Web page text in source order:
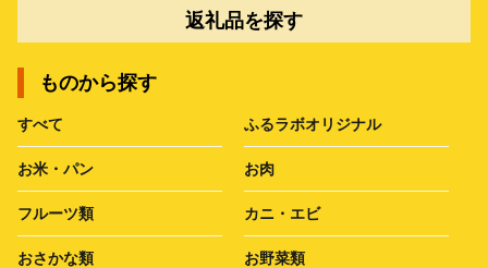
返礼品を探す
ものから探す
すべて ふるラボオリジナル
お米・パン お肉
フルーツ類 カニ・エビ
おさかな類 お野菜類